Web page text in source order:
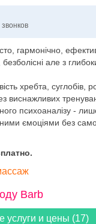
звонков
гармонічно,
але з
хребта, суглобів,
виснажливих
психоаналізу - лише
ємоціями без
Barb
услуги и цены (17)